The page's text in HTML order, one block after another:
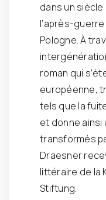
dans un
l’après-
Pologne. À
roman qui
européenne,
tels que la
et donne ainsi
transformés
Draesner
littéraire de la
Stiftung.